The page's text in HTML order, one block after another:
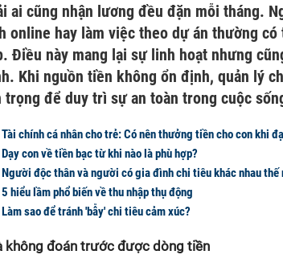
ai cũng nhận lương đều đặn mỗi tháng.
online hay làm việc theo dự án thường có
Điều này mang lại sự linh hoạt nhưng
Khi nguồn tiền không ổn định, quản lý
trọng để duy trì sự an toàn trong cuộc
Tài chính cá nhân cho trẻ: Có nên thưởng tiền cho con khi
Dạy con về tiền bạc từ khi nào là phù hợp?
Người độc thân và người có gia đình chi tiêu khác nhau thế
5 hiểu lầm phổ biến về thu nhập thụ động
Làm sao để tránh 'bẫy' chi tiêu cảm xúc?
không đoán trước được dòng tiền